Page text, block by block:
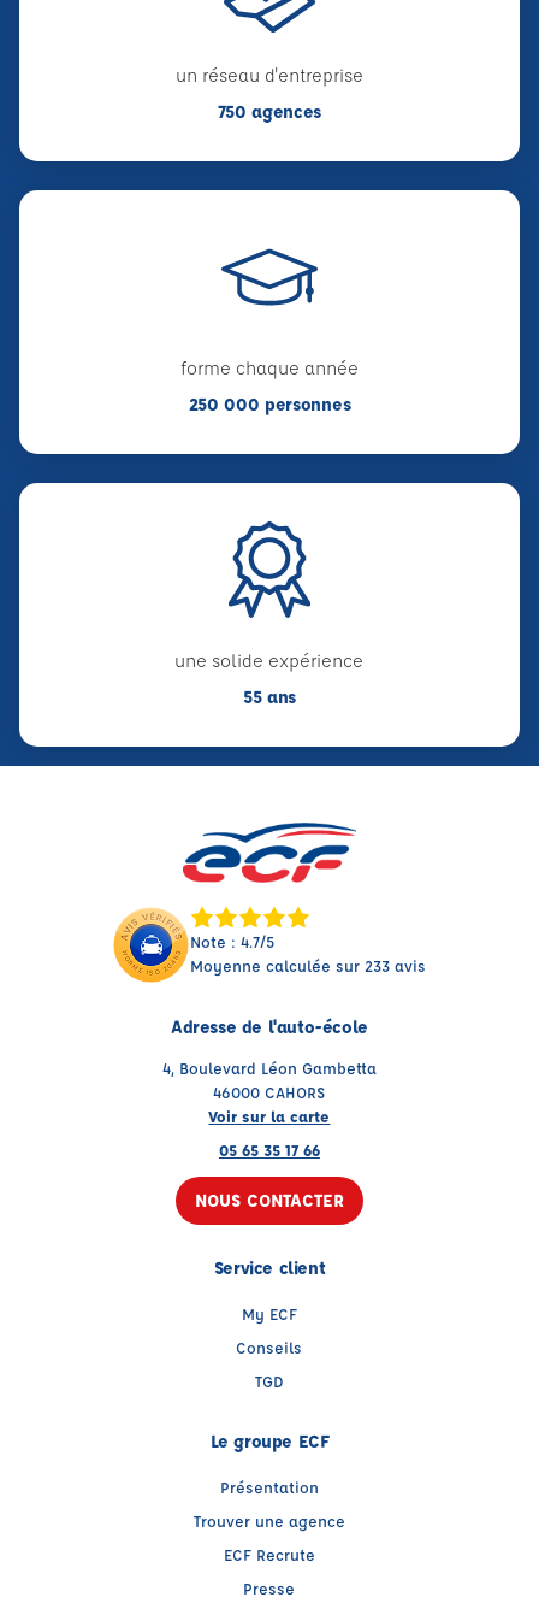
un réseau d'entreprise
750 agences
forme chaque année
250 000 personnes
une solide expérience
55 ans
Note : 4.7/5
Moyenne calculée sur 233 avis
Adresse de l'auto-école
4, Boulevard Léon Gambetta
46000 CAHORS
Voir sur la carte
05 65 35 17 66
NOUS CONTACTER
Service client
My ECF
Conseils
TGD
Le groupe ECF
Présentation
Trouver une agence
ECF Recrute
Presse